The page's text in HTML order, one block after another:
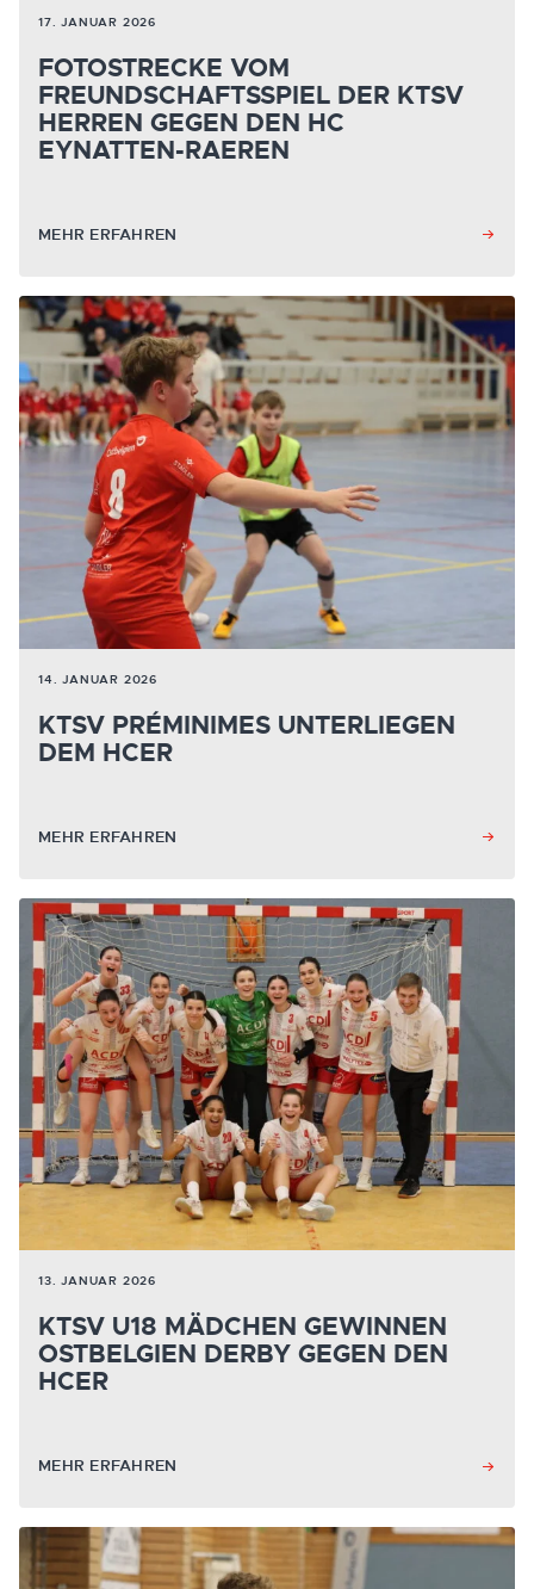
17. JANUAR 2026
FOTOSTRECKE VOM
FREUNDSCHAFTSSPIEL DER KTSV
HERREN GEGEN DEN HC
EYNATTEN-RAEREN
MEHR ERFAHREN
14. JANUAR 2026
KTSV PRÉMINIMES UNTERLIEGEN
DEM HCER
MEHR ERFAHREN
13. JANUAR 2026
KTSV U18 MÄDCHEN GEWINNEN
OSTBELGIEN DERBY GEGEN DEN
HCER
MEHR ERFAHREN